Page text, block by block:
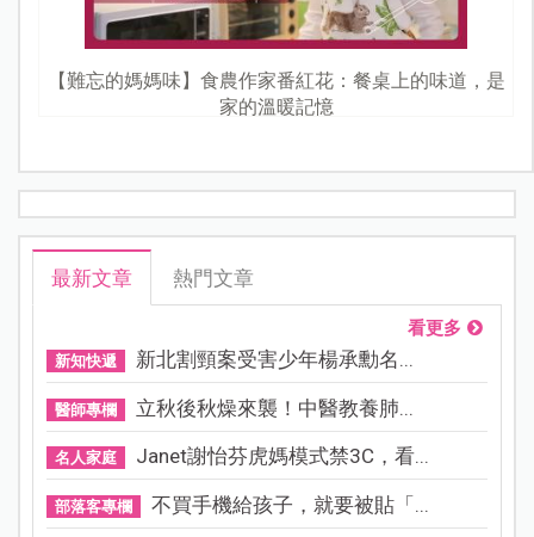
【難忘的媽媽味】食農作家番紅花：餐桌上的味道，是
家的溫暖記憶
最新文章 熱門文章
看更多
新知快遞 新北割頸案受害少年楊承勳名...
醫師專欄 立秋後秋燥來襲！中醫教養肺...
名人家庭 Janet謝怡芬虎媽模式禁3C，看...
部落客專欄 不買手機給孩子，就要被貼「...